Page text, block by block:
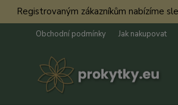
Registrovaným zákazníkům nabízíme
Obchodní podmínky Jak nakupovat